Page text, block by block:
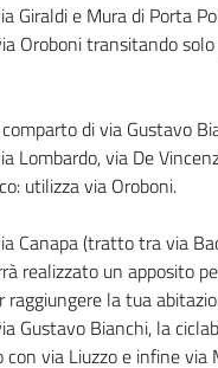
Giraldi e Mura di Porta
Oroboni transitando
di via Gustavo
Lombardo, via De
utilizza via Oroboni.
Canapa (tratto tra via
realizzato un apposito
la tua
Gustavo Bianchi, la
via Liuzzo e infine via